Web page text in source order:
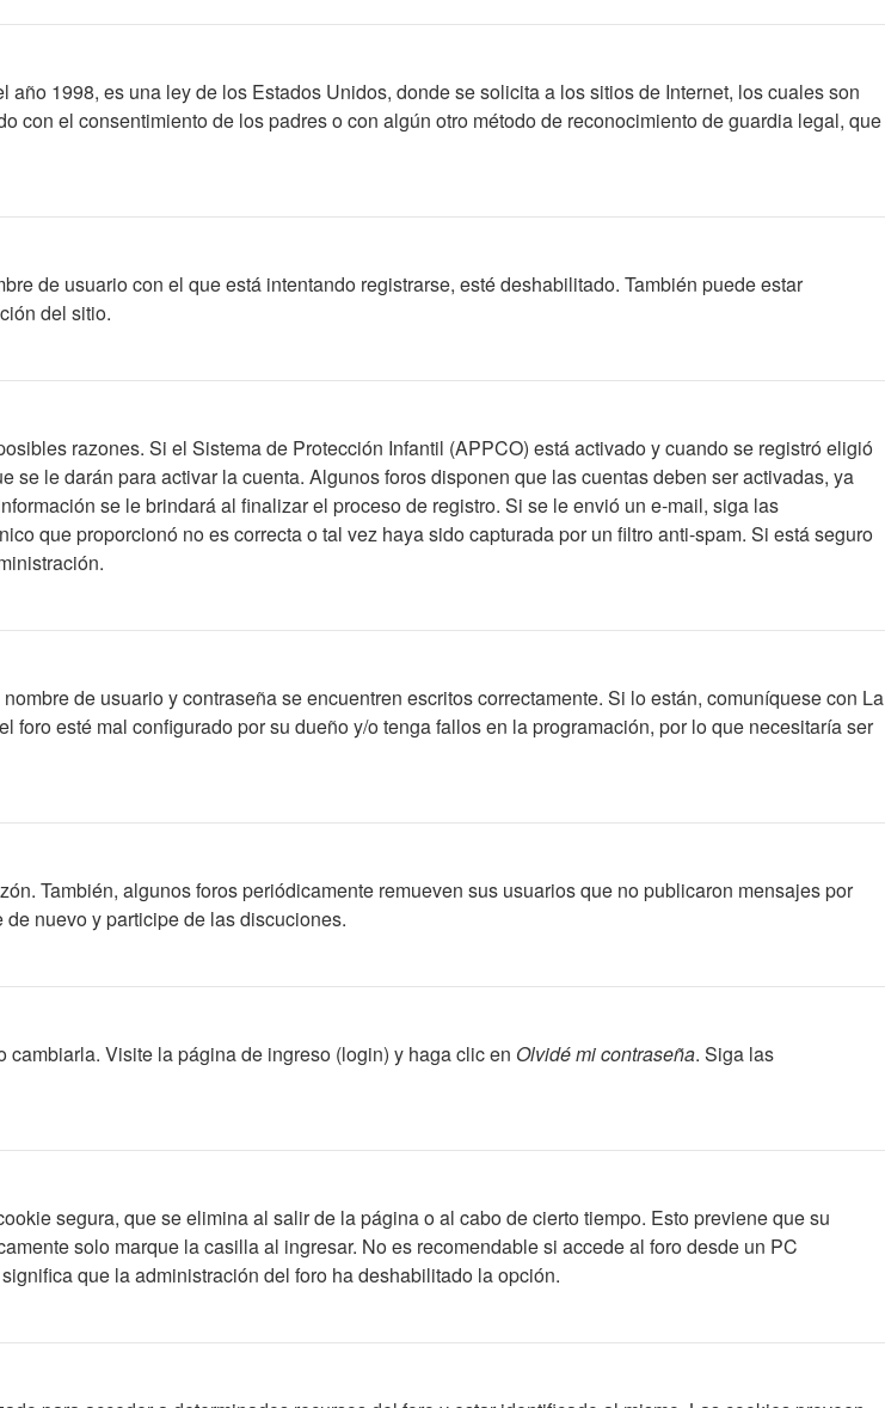
1998, es una ley de los Estados Unidos, donde se solicita a los sitios de Internet, los cuales son
con el consentimiento de los padres o con algún otro método de reconocimiento de guardia legal, que
de usuario con el que está intentando registrarse, esté deshabilitado. También puede estar
del sitio.
razones. Si el Sistema de Protección Infantil (APPCO) está activado y cuando se registró eligió
se le darán para activar la cuenta. Algunos foros disponen que las cuentas deben ser activadas, ya
se le brindará al finalizar el proceso de registro. Si se le envió un e-mail, siga las
que proporcionó no es correcta o tal vez haya sido capturada por un filtro anti-spam. Si está seguro
de usuario y contraseña se encuentren escritos correctamente. Si lo están, comuníquese con La
esté mal configurado por su dueño y/o tenga fallos en la programación, por lo que necesitaría ser
También, algunos foros periódicamente remueven sus usuarios que no publicaron mensajes por
nuevo y participe de las discuciones.
Visite la página de ingreso (login) y haga clic en Olvidé mi contraseña. Siga las
segura, que se elimina al salir de la página o al cabo de cierto tiempo. Esto previene que su
solo marque la casilla al ingresar. No es recomendable si accede al foro desde un PC
que la administración del foro ha deshabilitado la opción.